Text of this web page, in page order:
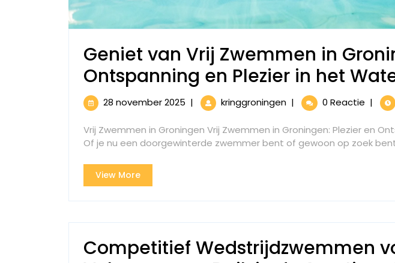
Geniet van Vrij Zwemmen in
Ontspanning en Plezier in het
28 november 2025 28
november
2025
| kringgroningenGeniet
Vrij
Zwemmen
in
Water
| 0 Reactie |
Vrij Zwemmen in Groningen Vrij Zwemmen in Groningen: Plezier en
Of je nu een doorgewinterde zwemmer bent of gewoon op zoek
View MoreView
More
Competitief Wedstrijdzwemmen